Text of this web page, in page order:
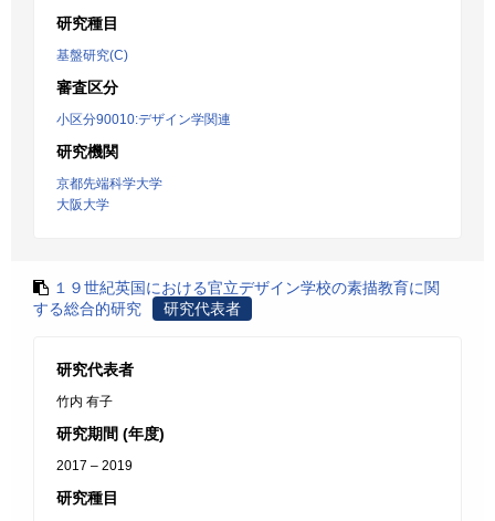
研究種目
基盤研究(C)
審査区分
小区分90010:デザイン学関連
研究機関
京都先端科学大学
大阪大学
１９世紀英国における官立デザイン学校の素描教育に関
する総合的研究
研究代表者
研究代表者
竹内 有子
研究期間 (年度)
2017 – 2019
研究種目